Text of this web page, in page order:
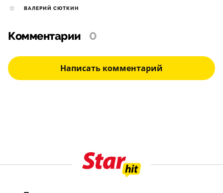
ВАЛЕРИЙ СЮТКИН
Комментарии 0
Написать комментарий